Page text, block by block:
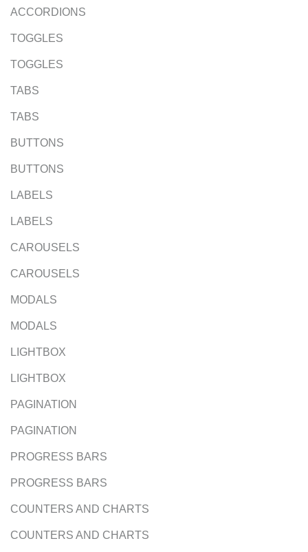
ACCORDIONS
TOGGLES
TOGGLES
TABS
TABS
BUTTONS
BUTTONS
LABELS
LABELS
CAROUSELS
CAROUSELS
MODALS
MODALS
LIGHTBOX
LIGHTBOX
PAGINATION
PAGINATION
PROGRESS BARS
PROGRESS BARS
COUNTERS AND CHARTS
COUNTERS AND CHARTS